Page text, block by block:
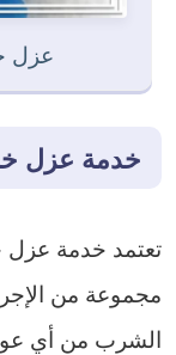
عزل
خدمة عزل
تعتمد خدمة عزل
مجموعة من
الشرب من أي